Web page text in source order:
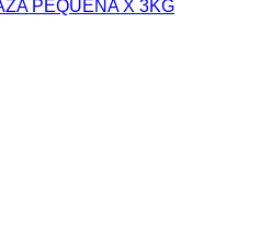
PEQUEÑA X 3KG